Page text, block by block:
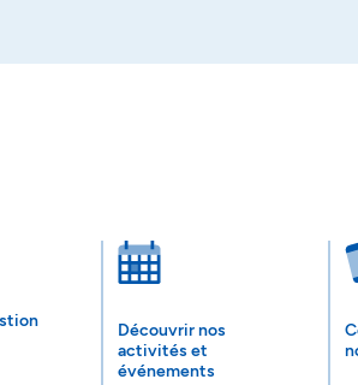
Découvrir nos
activités et
événements